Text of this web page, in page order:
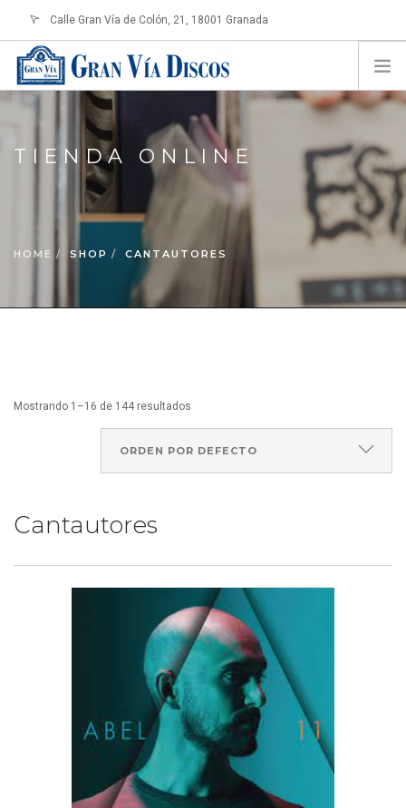
Calle Gran Vía de Colón, 21, 18001 Granada
info@granviadiscos.com
TIENDA ONLINE
SOBRE NOSOTROS
SHOPPING CART
TIENDA ONLINE
HOME SHOP CANTAUTORES
Mostrando 1–16 de 144 resultados
Cantautores